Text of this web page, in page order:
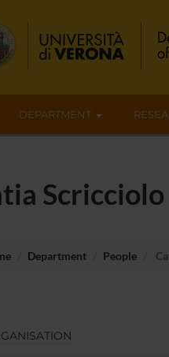
DEPARTMENT
Scricciolo
Department People